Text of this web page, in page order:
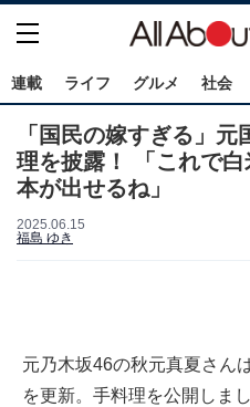
連載 ライフ グルメ 社会
「国民の嫁すぎる」
理を披露！ 「これで
本が出せるね」
2025.06.15
福島 ゆき
元乃木坂46の秋元真夏さん
を更新。手料理を公開しま